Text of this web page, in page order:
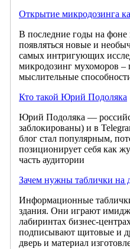
Открытие микродозинга
В последние годы на фоне
появляться новые и
самых интригующих
микродозинг мухоморов –
мыслительные
Кто такой Юрий Подоляка
Юрий Подоляка —
заблокированы) и в
блог стал популярным,
позиционирует себя как
часть аудитории
Зачем нужны таблички на
Информационные
здания. Они играют
лабиринтах бизнес-
подписывают щитовые и
дверь и материал